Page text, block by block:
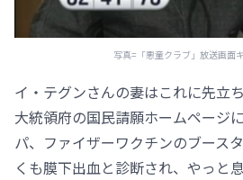
写真=「悪童クラブ」放送画面
イ・テグンさんの妻はこれに先立
大統領府の国民請願ホームページ
パ、ファイザーワクチンのブース
くも膜下出血と診断され、やっと